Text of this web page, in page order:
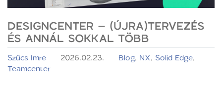
DESIGNCENTER – (ÚJRA)TERVEZÉS
ÉS ANNÁL SOKKAL TÖBB
Szűcs Imre 2026.02.23. Blog, NX, Solid Edge,
Teamcenter